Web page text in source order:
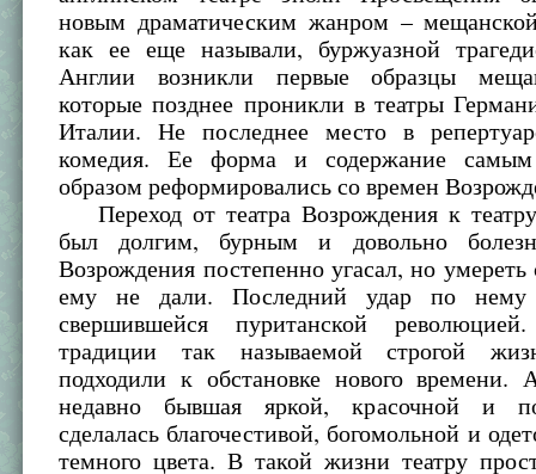
новым драматическим жанром –
как ее еще называли, буржуазной
Англии возникли первые образцы
которые позднее проникли в театры
Италии. Не последнее место в
комедия. Ее форма и содержание самым
образом реформировались со времен
Переход от театра Возрождения к
был долгим, бурным и довольно
Возрождения постепенно угасал, но
ему не дали. Последний удар по нему
свершившейся пуританской
традиции так называемой строгой
подходили к обстановке нового времени.
недавно бывшая яркой, красочной и
сделалась благочестивой, богомольной и
темного цвета. В такой жизни театру